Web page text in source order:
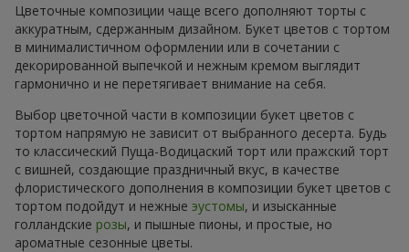
Цветочные композиции чаще всего дополняют торты с
аккуратным, сдержанным дизайном. Букет цветов с тортом
в минималистичном оформлении или в сочетании с
декорированной выпечкой и нежным кремом выглядит
гармонично и не перетягивает внимание на себя.
Выбор цветочной части в композиции букет цветов с
тортом напрямую не зависит от выбранного десерта. Будь
то классический Пуща-Водицаский торт или пражский торт
с вишней, создающие праздничный вкус, в качестве
флористического дополнения в композиции букет цветов с
тортом подойдут и нежные эустомы, и изысканные
голландские розы, и пышные пионы, и простые, но
ароматные сезонные цветы.